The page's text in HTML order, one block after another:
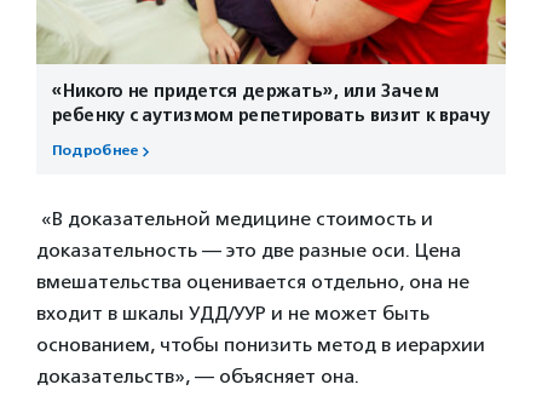
«Никого не придется держать», или Зачем
ребенку с аутизмом репетировать визит к врачу
Подробнее
«В доказательной медицине стоимость и
доказательность — это две разные оси. Цена
вмешательства оценивается отдельно, она не
входит в шкалы УДД/УУР и не может быть
основанием, чтобы понизить метод в иерархии
доказательств», — объясняет она.